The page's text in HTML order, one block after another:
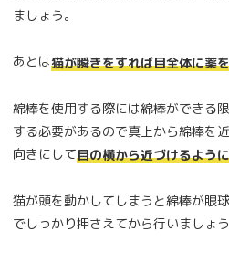
ましょう。
あとは猫が瞬きをすれば目全体に薬
綿棒を使用する際には綿棒ができる
する必要があるので真上から綿棒を
向きにして目の横から近づけるよう
猫が頭を動かしてしまうと綿棒が眼
でしっかり押さえてから行いましょう